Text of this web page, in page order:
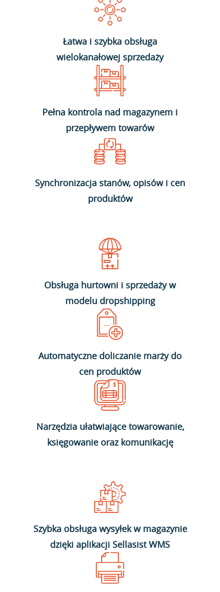
Łatwa i szybka obsługa
wielokanałowej sprzedaży
Pełna kontrola nad magazynem i
przepływem towarów
Synchronizacja stanów, opisów i cen
produktów
Obsługa hurtowni i sprzedaży w
modelu dropshipping
Automatyczne doliczanie marży do
cen produktów
Narzędzia ułatwiające towarowanie,
księgowanie oraz komunikację
Szybka obsługa wysyłek w magazynie
dzięki aplikacji Sellasist WMS